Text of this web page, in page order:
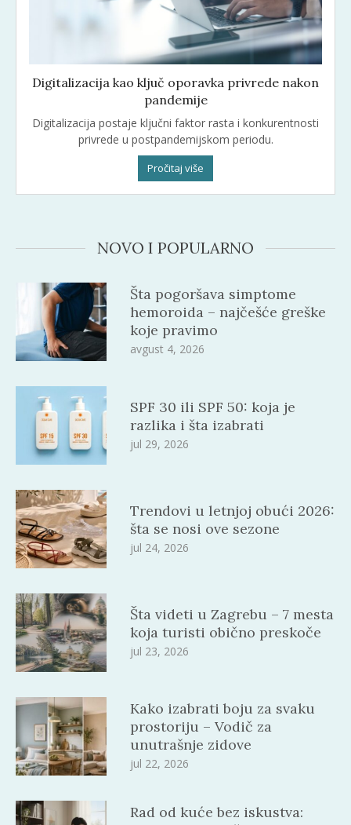
Digitalizacija kao ključ oporavka privrede nakon
pandemije
Digitalizacija postaje ključni faktor rasta i konkurentnosti
privrede u postpandemijskom periodu.
Pročitaj više
NOVO I POPULARNO
Šta pogoršava simptome
hemoroida – najčešće greške
koje pravimo
avgust 4, 2026
SPF 30 ili SPF 50: koja je
razlika i šta izabrati
jul 29, 2026
Trendovi u letnjoj obući 2026:
šta se nosi ove sezone
jul 24, 2026
Šta videti u Zagrebu – 7 mesta
koja turisti obično preskoče
jul 23, 2026
Kako izabrati boju za svaku
prostoriju – Vodič za
unutrašnje zidove
jul 22, 2026
Rad od kuće bez iskustva: